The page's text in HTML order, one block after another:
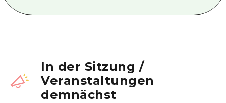
In der Sitzung /
Veranstaltungen
demnächst